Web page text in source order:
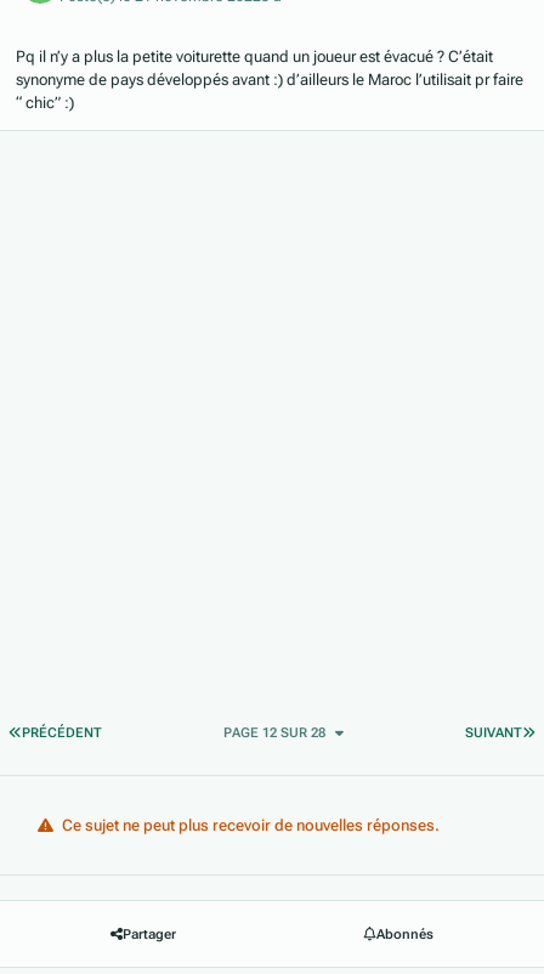
Pq il n’y a plus la petite voiturette quand un joueur est évacué ? C’était
synonyme de pays développés avant :) d’ailleurs le Maroc l’utilisait pr faire
“ chic” :)
PREMIÈRE PAGE
PRÉCÉDENT SUIVANT
PAGE 12 SUR 28
Ce sujet ne peut plus recevoir de nouvelles réponses.
Partager Abonnés